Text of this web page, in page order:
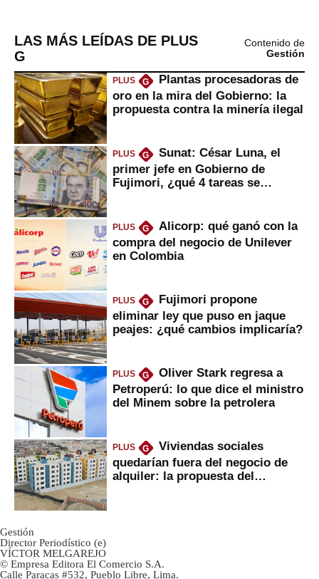
LAS MÁS LEÍDAS DE PLUS
G
Contenido de
Gestión
PLUS G
Plantas procesadoras de
oro en la mira del Gobierno: la
propuesta contra la minería ilegal
PLUS G
Sunat: César Luna, el
primer jefe en Gobierno de
Fujimori, ¿qué 4 tareas se
PLUS G
Alicorp: qué ganó con la
compra del negocio de Unilever
en Colombia
PLUS G
Fujimori propone
eliminar ley que puso en jaque
peajes: ¿qué cambios implicaría?
PLUS G
Oliver Stark regresa a
Petroperú: lo que dice el ministro
del Minem sobre la petrolera
PLUS G
Viviendas sociales
quedarían fuera del negocio de
alquiler: la propuesta del
Gestión
Director Periodístico (e)
VÍCTOR MELGAREJO
© Empresa Editora El Comercio S.A.
Calle Paracas #532, Pueblo Libre, Lima.